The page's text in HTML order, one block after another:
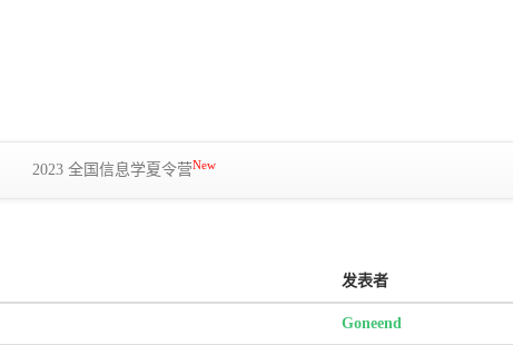
2023 全国信息学夏令营New
发表者
Goneend